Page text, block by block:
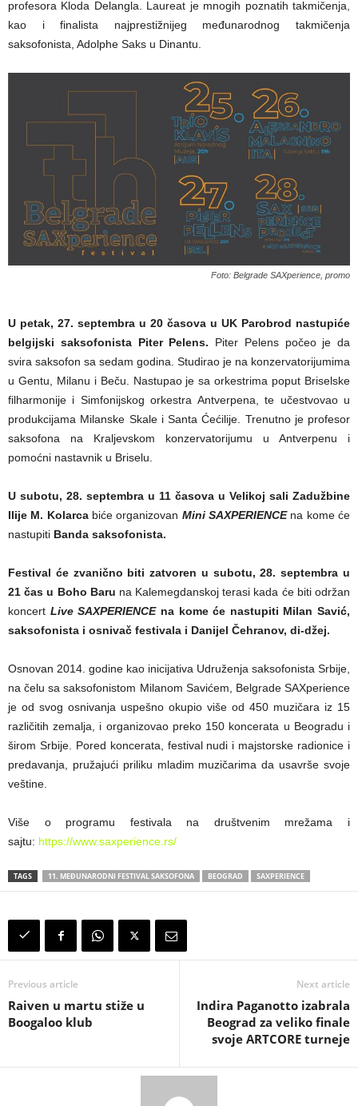
profesora Kloda Delangla. Laureat je mnogih poznatih takmičenja,
kao i finalista najprestižnijeg međunarodnog takmičenja
saksofonista, Adolphe Saks u Dinantu.
Foto: Belgrade SAXperience, promo
U petak, 27. septembra u 20 časova u UK Parobrod nastupiće
belgijski saksofonista Piter Pelens. Piter Pelens počeo je da
svira saksofon sa sedam godina. Studirao je na konzervatorijumima
u Gentu, Milanu i Beču. Nastupao je sa orkestrima poput Briselske
filharmonije i Simfonijskog orkestra Antverpena, te učestvovao u
produkcijama Milanske Skale i Santa Ćećilije. Trenutno je profesor
saksofona na Kraljevskom konzervatorijumu u Antverpenu i
pomoćni nastavnik u Briselu.
U subotu, 28. septembra u 11 časova u Velikoj sali Zadužbine
Ilije M. Kolarcabiće organizovan Mini SAXPERIENCEna kome će
nastupiti Banda saksofonista.
Festival će zvanično biti zatvoren u subotu, 28. septembra u
21 čas u Boho Baru na Kalemegdanskoj terasi kada će biti održan
koncert Live SAXPERIENCEna kome će nastupiti Milan Savić,
saksofonista i osnivač festivala i Danijel Čehranov, di-džej.
Osnovan 2014. godine kao inicijativa Udruženja saksofonista Srbije,
na čelu sa saksofonistom Milanom Savićem, Belgrade SAXperience
je od svog osnivanja uspešno okupio više od 450 muzičara iz 15
različitih zemalja, i organizovao preko 150 koncerata u Beogradu i
širom Srbije. Pored koncerata, festival nudi i majstorske radionice i
predavanja, pružajući priliku mladim muzičarima da usavrše svoje
veštine.
Više o programu festivala na društvenim mrežama i
sajtu: https://www.saxperience.rs/
TAGS 11. MEĐUNARODNI FESTIVAL SAKSOFONA BEOGRAD SAXPERIENCE
Previous article
Raiven u martu stiže u
Boogaloo klub
Next article
Indira Paganotto izabrala
Beograd za veliko finale
svoje ARTCORE turneje